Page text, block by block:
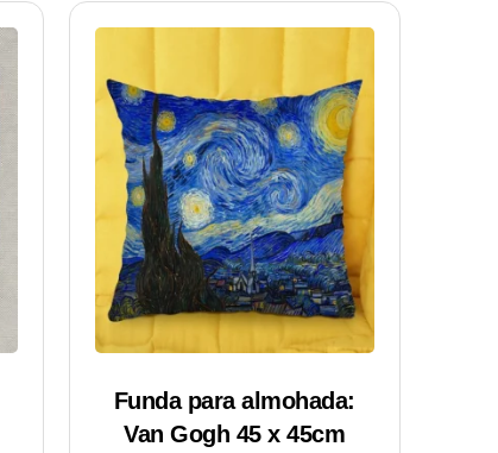
Funda para almohada:
Van Gogh 45 x 45cm